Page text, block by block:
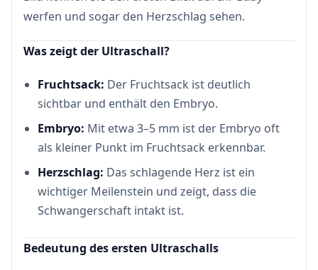
werfen und sogar den Herzschlag sehen.
Was zeigt der Ultraschall?
Fruchtsack: Der Fruchtsack ist deutlich
sichtbar und enthält den Embryo.
Embryo: Mit etwa 3–5 mm ist der Embryo oft
als kleiner Punkt im Fruchtsack erkennbar.
Herzschlag: Das schlagende Herz ist ein
wichtiger Meilenstein und zeigt, dass die
Schwangerschaft intakt ist.
Bedeutung des ersten Ultraschalls